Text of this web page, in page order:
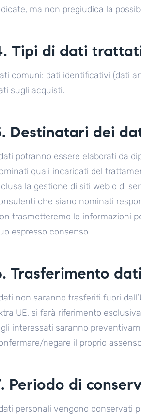
ma non pregiudica la
Tipi di dati
comuni: dati identificativi (dati
sugli acquisti.
Destinatari dei
potranno essere elaborati da
quali incaricati del
la gestione di siti web o di
che siano nominati
trasmetteremo le informazioni
espresso consenso.
Trasferimento
non saranno trasferiti fuori
UE, si farà riferimento
interessati saranno
negare il proprio
Periodo di
personali vengono conservati